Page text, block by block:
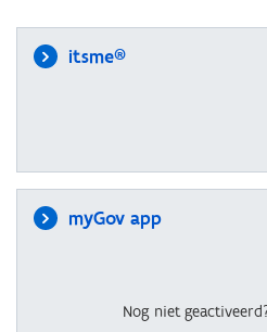
itsme®
myGov app
Nog niet